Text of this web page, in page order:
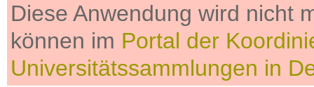
Diese Anwendung wird nicht
können im Portal der
Universitätssammlungen in